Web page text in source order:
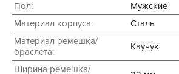
Пол:
Мужские
Материал корпуса:
Сталь
Материал ремешка/
браслета:
Каучук
Ширина ремешка/